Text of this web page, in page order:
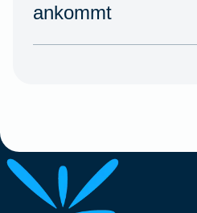
ankommt